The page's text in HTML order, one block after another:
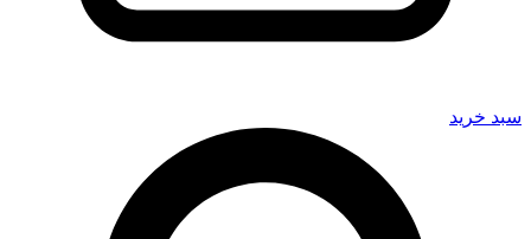
سبد خرید